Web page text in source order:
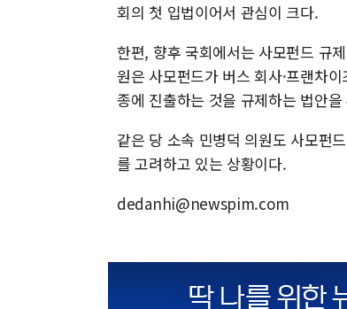
회의 첫 입법이어서 관심이 크다.
한편, 향후 국회에서는 사모펀드 규
원은 사모펀드가 버스 회사·프랜차
종에 진출하는 것을 규제하는 법안
같은 당 소속 민병덕 의원도 사모펀
를 고려하고 있는 상황이다.
dedanhi@newspim.com